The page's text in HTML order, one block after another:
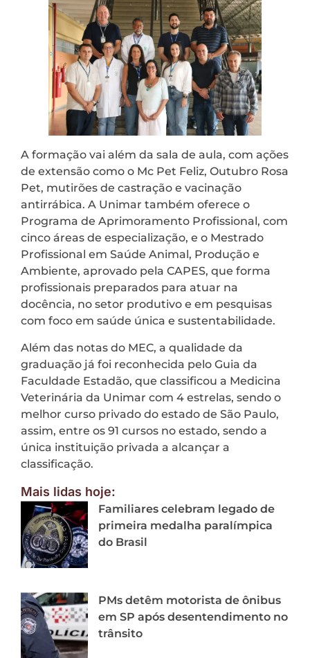
A formação vai além da sala de aula, com ações
de extensão como o Mc Pet Feliz, Outubro Rosa
Pet, mutirões de castração e vacinação
antirrábica. A Unimar também oferece o
Programa de Aprimoramento Profissional, com
cinco áreas de especialização, e o Mestrado
Profissional em Saúde Animal, Produção e
Ambiente, aprovado pela CAPES, que forma
profissionais preparados para atuar na
docência, no setor produtivo e em pesquisas
com foco em saúde única e sustentabilidade.
Além das notas do MEC, a qualidade da
graduação já foi reconhecida pelo Guia da
Faculdade Estadão, que classificou a Medicina
Veterinária da Unimar com 4 estrelas, sendo o
melhor curso privado do estado de São Paulo,
assim, entre os 91 cursos no estado, sendo a
única instituição privada a alcançar a
classificação.
Mais lidas hoje:
Familiares celebram legado de
primeira medalha paralímpica
do Brasil
PMs detêm motorista de ônibus
em SP após desentendimento no
trânsito